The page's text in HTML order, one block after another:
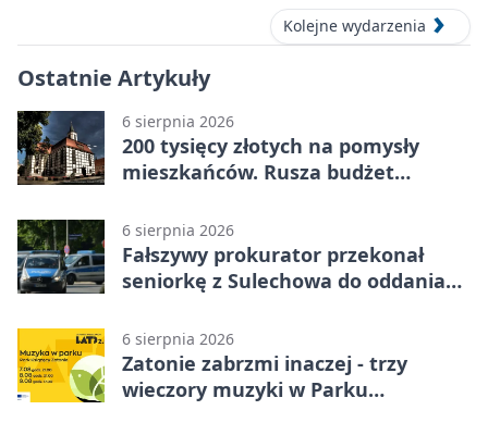
Kolejne wydarzenia
Ostatnie Artykuły
6 sierpnia 2026
200 tysięcy złotych na pomysły
mieszkańców. Rusza budżet
6 sierpnia 2026
Fałszywy prokurator przekonał
seniorkę z Sulechowa do oddania
6 sierpnia 2026
Zatonie zabrzmi inaczej - trzy
wieczory muzyki w Parku